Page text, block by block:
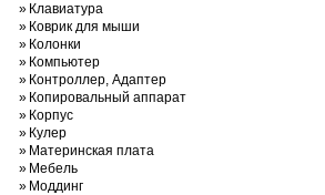
» Клавиатура
» Коврик для мыши
» Колонки
» Компьютер
» Контроллер, Адаптер
» Копировальный аппарат
» Корпус
» Кулер
» Материнская плата
» Мебель
» Моддинг